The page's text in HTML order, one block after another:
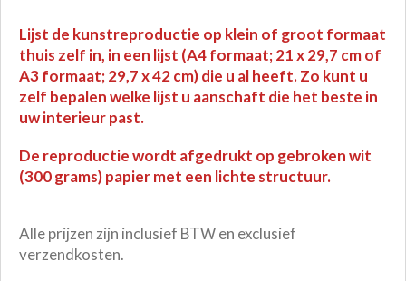
Lijst de kunstreproductie op klein of groot formaat
thuis zelf in, in een lijst (A4 formaat; 21 x 29,7 cm of
A3 formaat; 29,7 x 42 cm) die u al heeft. Zo kunt u
zelf bepalen welke lijst u aanschaft die het beste in
uw interieur past.
De reproductie wordt afgedrukt op gebroken wit
(300 grams) papier met een lichte structuur.
Alle prijzen zijn inclusief BTW en exclusief
verzendkosten.